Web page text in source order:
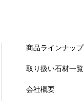
商品ラインナップ
取り扱い石材一覧
会社概要